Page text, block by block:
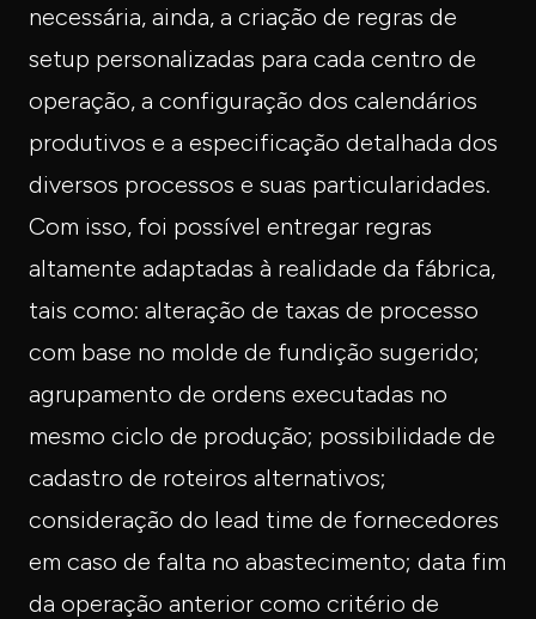
necessária, ainda, a criação de regras de
setup personalizadas para cada centro de
operação, a configuração dos calendários
produtivos e a especificação detalhada dos
diversos processos e suas particularidades.
Com isso, foi possível entregar regras
altamente adaptadas à realidade da fábrica,
tais como: alteração de taxas de processo
com base no molde de fundição sugerido;
agrupamento de ordens executadas no
mesmo ciclo de produção; possibilidade de
cadastro de roteiros alternativos;
consideração do lead time de fornecedores
em caso de falta no abastecimento; data fim
da operação anterior como critério de